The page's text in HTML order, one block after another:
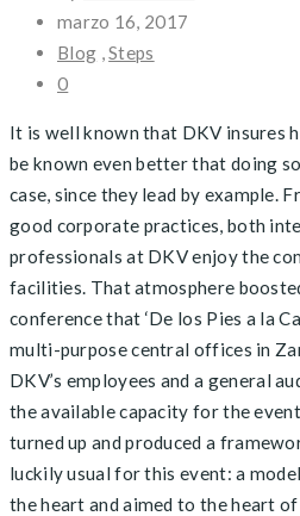
marzo 16, 2017
Blog ,Steps
0
It is well known that DKV insures
be known even better that doing
case, since they lead by example.
good corporate practices, both
professionals at DKV enjoy the
facilities. That atmosphere
conference that ‘De los Pies a la
multi-purpose central offices in
DKV’s employees and a general
the available capacity for the
turned up and produced a
luckily usual for this event: a
the heart and aimed to the heart